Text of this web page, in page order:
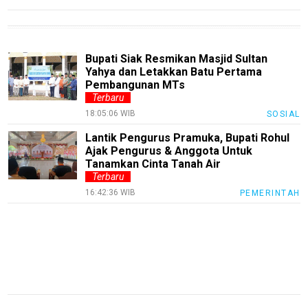
Bupati Siak Resmikan Masjid Sultan
Yahya dan Letakkan Batu Pertama
Pembangunan MTs
Terbaru
18:05:06 WIB SOSIAL
Lantik Pengurus Pramuka, Bupati Rohul
Ajak Pengurus & Anggota Untuk
Tanamkan Cinta Tanah Air
Terbaru
16:42:36 WIB PEMERINTAH
Etik
Internal
KEJ
Tentang
Kami
Pedoman